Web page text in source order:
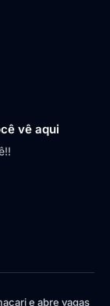
vê aqui
e abre vagas